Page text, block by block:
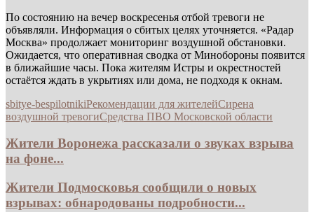
По состоянию на вечер воскресенья отбой тревоги не
объявляли. Информация о сбитых целях уточняется. «Радар
Москва» продолжает мониторинг воздушной обстановки.
Ожидается, что оперативная сводка от Минобороны появится
в ближайшие часы. Пока жителям Истры и окрестностей
остаётся ждать в укрытиях или дома, не подходя к окнам.
sbitye-bespilotnikiРекомендации для жителейСирена
воздушной тревогиСредства ПВО Московской области
Жители Воронежа рассказали о звуках взрыва
на фоне...
Жители Подмосковья сообщили о новых
взрывах: обнародованы подробности...